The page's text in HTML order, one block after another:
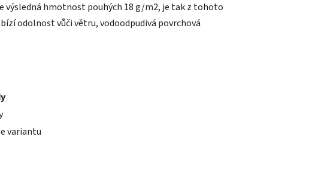
výsledná hmotnost pouhých 18 g/m2, je tak z tohoto
odolnost vůči větru, vodoodpudivá povrchová
variantu